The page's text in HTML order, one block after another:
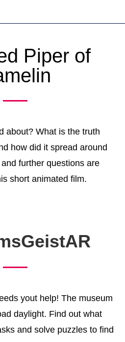
Piper of
about? What is the truth
how did it spread around
further questions are
short animated film.
yout help! The museum
daylight. Find out what
and solve puzzles to find